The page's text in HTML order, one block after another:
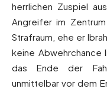
herrlichen Zuspiel
Angreifer im
Strafraum, ehe er
keine
das Ende der
unmittelbar vor dem